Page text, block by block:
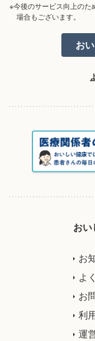
※今後のサービス向上のた
場合もございます。
おい
お
よ
お
利
運